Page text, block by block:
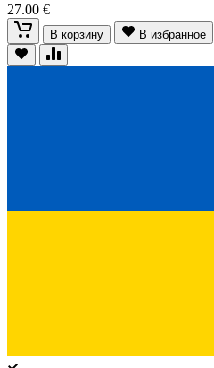
27.00 €
В корзину В избранное